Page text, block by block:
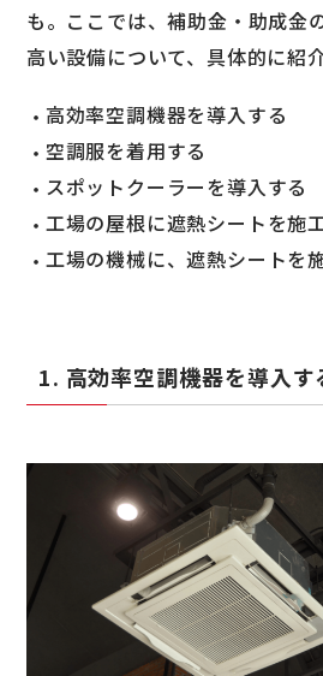
も。ここでは、補助金・助成金
高い設備について、具体的に紹介
高効率空調機器を導入する
空調服を着用する
スポットクーラーを導入する
工場の屋根に遮熱シートを施
工場の機械に、遮熱シートを
1. 高効率空調機器を導入す